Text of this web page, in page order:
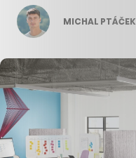
MICHAL PTÁČEK